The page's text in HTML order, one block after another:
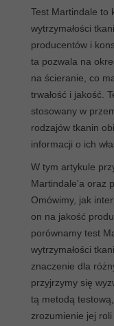
5.1.
5.2.
5.3.
6. Porównanie
metodami
6.1. Test
6.2. Metody
6.3. Testy
7. Wyzwania i
7.2.
7.3. Koszty i
8. Wnioski
9. FAQs
Test Martindale to
wytrzymałości
producentów i
ta pozwala na
na ścieranie, co
trwałość i jakość.
stosowany w
rodzajów tkanin
informacji o ich
W tym artykule
Martindale'a oraz
Omówimy, jak
on na jakość
porównamy test
wytrzymałości
znaczenie dla
przyjrzymy się
tą metodą
zrozumienie jej